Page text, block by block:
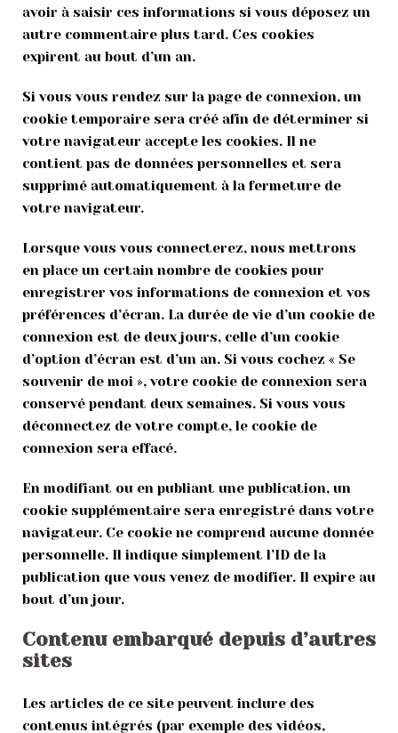
avoir à saisir ces informations si vous déposez un
autre commentaire plus tard. Ces cookies
expirent au bout d’un an.
Si vous vous rendez sur la page de connexion, un
cookie temporaire sera créé afin de déterminer si
votre navigateur accepte les cookies. Il ne
contient pas de données personnelles et sera
supprimé automatiquement à la fermeture de
votre navigateur.
Lorsque vous vous connecterez, nous mettrons
en place un certain nombre de cookies pour
enregistrer vos informations de connexion et vos
préférences d’écran. La durée de vie d’un cookie de
connexion est de deux jours, celle d’un cookie
d’option d’écran est d’un an. Si vous cochez « Se
souvenir de moi », votre cookie de connexion sera
conservé pendant deux semaines. Si vous vous
déconnectez de votre compte, le cookie de
connexion sera effacé.
En modifiant ou en publiant une publication, un
cookie supplémentaire sera enregistré dans votre
navigateur. Ce cookie ne comprend aucune donnée
personnelle. Il indique simplement l’ID de la
publication que vous venez de modifier. Il expire au
bout d’un jour.
Contenu embarqué depuis d’autres
sites
Les articles de ce site peuvent inclure des
contenus intégrés (par exemple des vidéos,